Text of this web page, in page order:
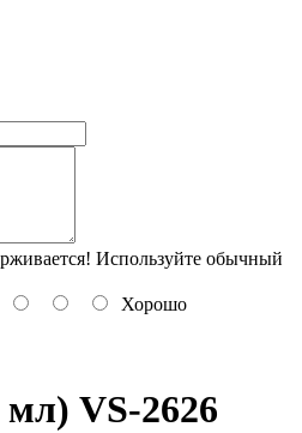
Используйте обычный
Хорошо
VS-2626